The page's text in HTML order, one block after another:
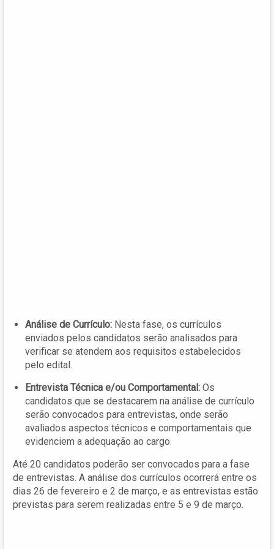
Análise de Currículo: Nesta fase, os currículos
enviados pelos candidatos serão analisados para
verificar se atendem aos requisitos estabelecidos
pelo edital.
Entrevista Técnica e/ou Comportamental: Os
candidatos que se destacarem na análise de currículo
serão convocados para entrevistas, onde serão
avaliados aspectos técnicos e comportamentais que
evidenciem a adequação ao cargo.
Até 20 candidatos poderão ser convocados para a fase
de entrevistas. A análise dos currículos ocorrerá entre os
dias 26 de fevereiro e 2 de março, e as entrevistas estão
previstas para serem realizadas entre 5 e 9 de março.